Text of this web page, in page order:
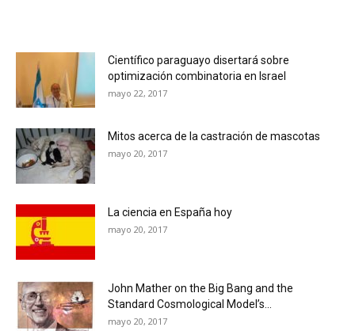
Científico paraguayo disertará sobre
optimización combinatoria en Israel
mayo 22, 2017
Mitos acerca de la castración de mascotas
mayo 20, 2017
La ciencia en España hoy
mayo 20, 2017
John Mather on the Big Bang and the
Standard Cosmological Model’s...
mayo 20, 2017